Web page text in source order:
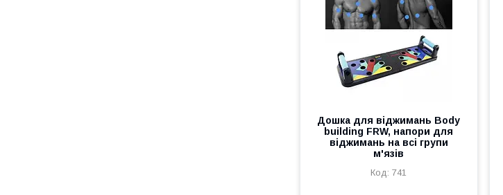
Дошка для віджимань Body
building FRW, напори для
віджимань на всі групи
м'язів
741